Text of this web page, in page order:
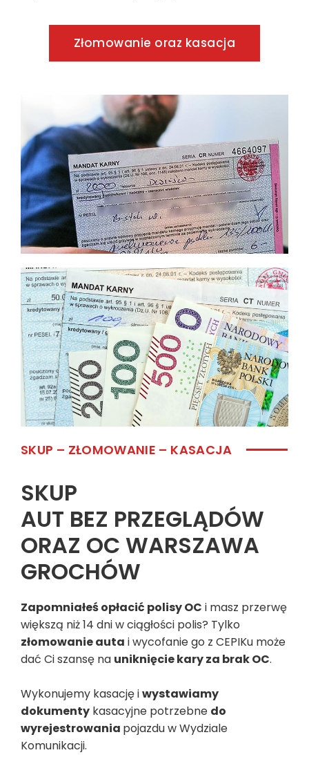
Złomowanie oraz kasacja
SKUP – ZŁOMOWANIE – KASACJA
SKUP
AUT BEZ PRZEGLĄDÓW
ORAZ OC WARSZAWA
GROCHÓW
Zapomniałeś opłacić polisy OC i masz przerwę
większą niż 14 dni w ciągłości polis? Tylko
złomowanie auta i wycofanie go z CEPIKu może
dać Ci szansę na uniknięcie kary za brak OC.
Wykonujemy kasację iwystawiamy
dokumenty kasacyjne potrzebne do
wyrejestrowania pojazdu w Wydziale
Komunikacji.